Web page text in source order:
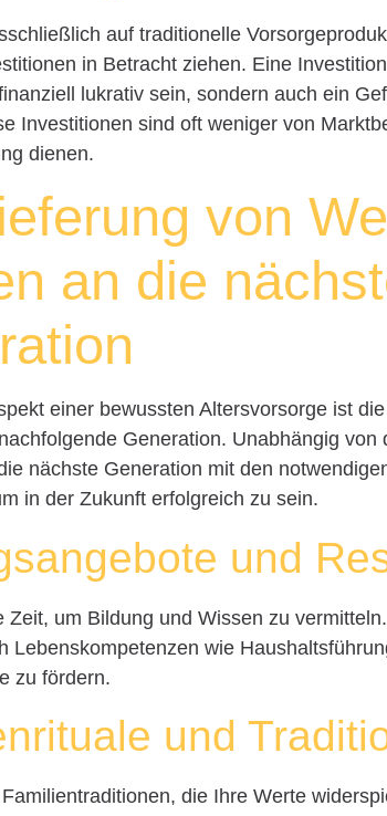
auf traditionelle
in Betracht ziehen. Eine
lukrativ sein, sondern auch ein
Investitionen sind oft weniger von
dienen.
von
an die
einer bewussten Altersvorsorge ist
Generation. Unabhängig
nächste Generation mit den
in der Zukunft erfolgreich zu sein.
und
Zeit, um Bildung und Wissen zu
Lebenskompetenzen wie
zu fördern.
und
die Ihre Werte